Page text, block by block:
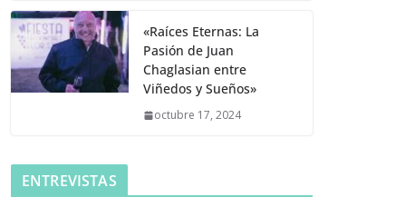
«Raíces Eternas: La
Pasión de Juan
Chaglasian entre
Viñedos y Sueños»
octubre 17, 2024
ENTREVISTAS